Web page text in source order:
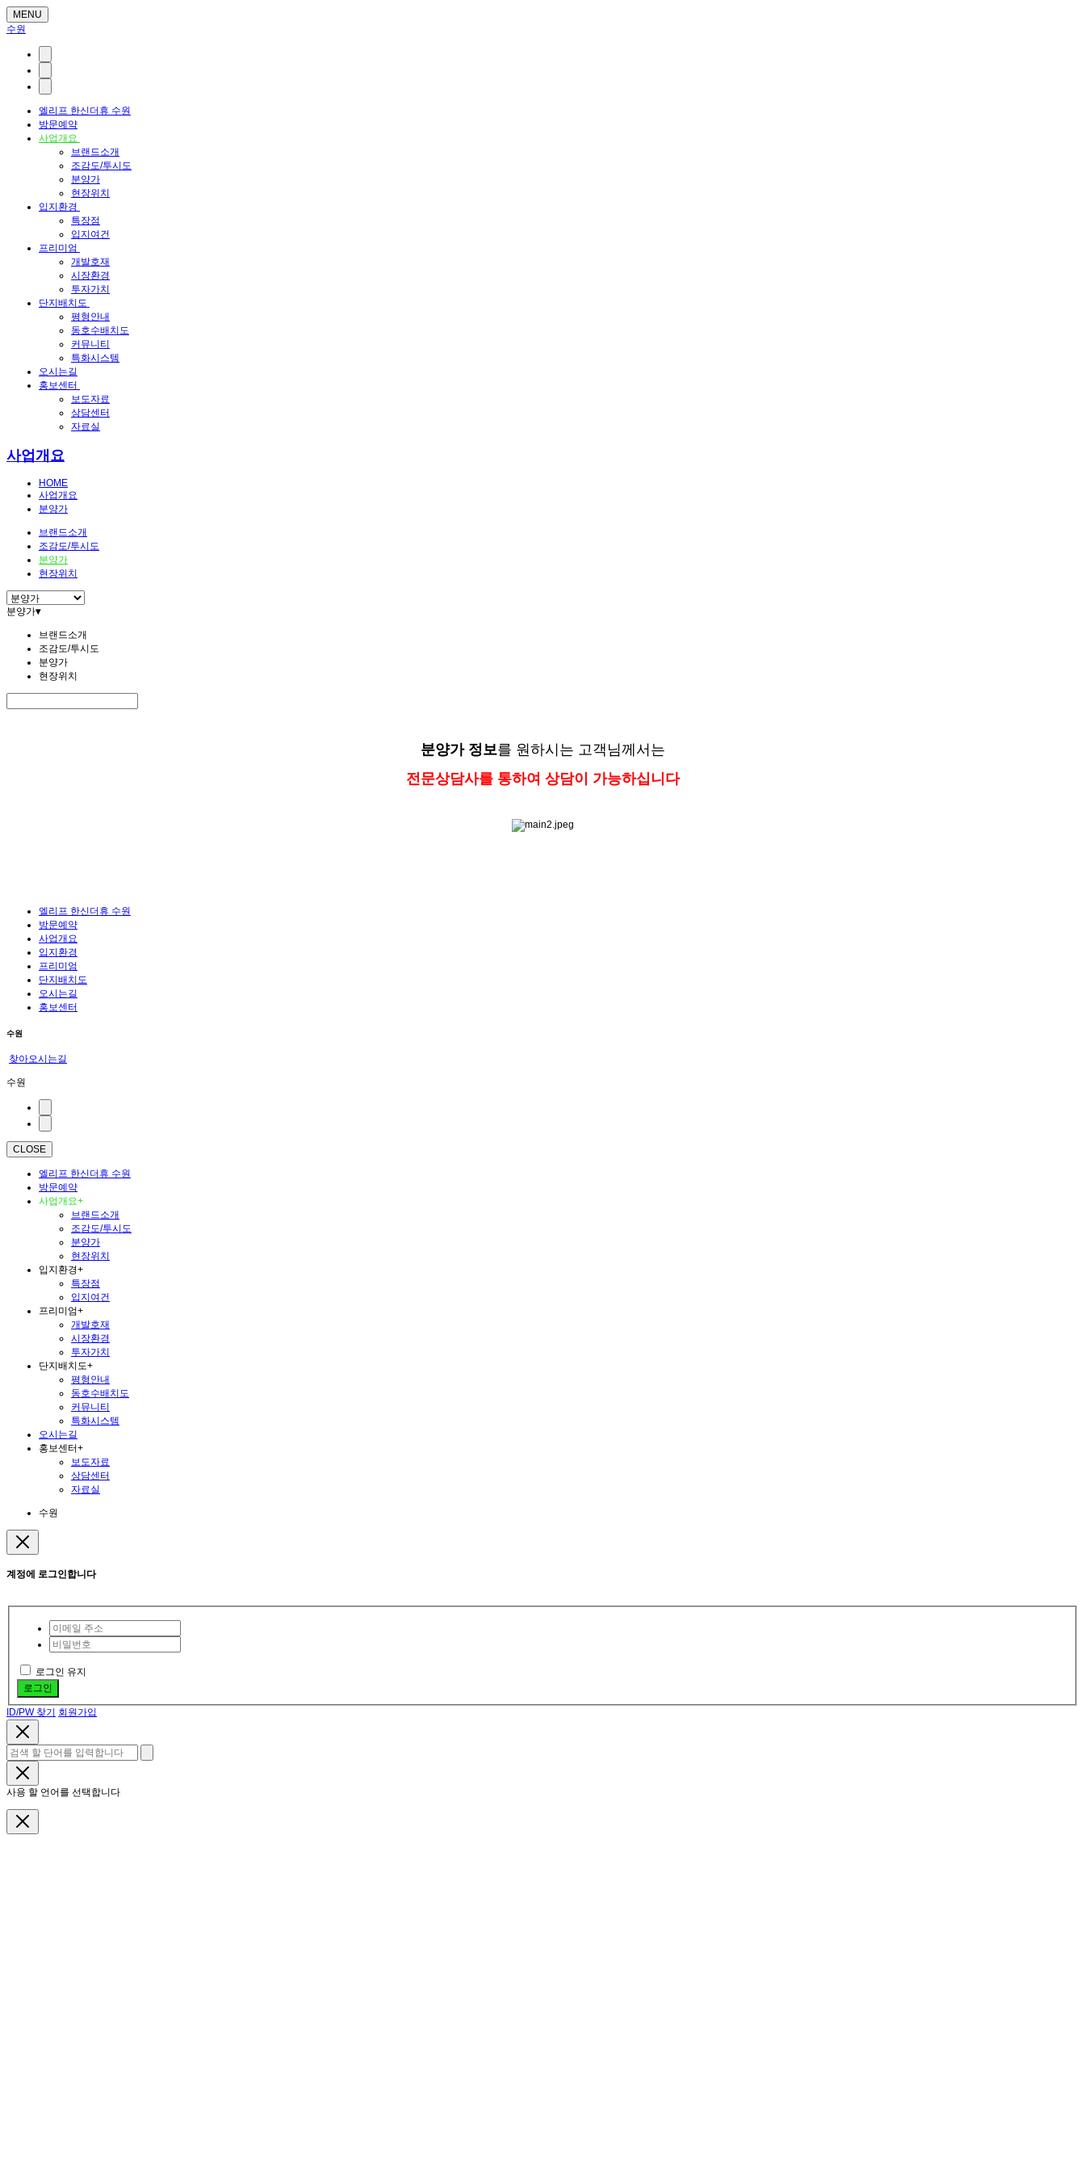
MENU
수원
엘리프 한신더휴 수원
방문예약
사업개요
브랜드소개
조감도/투시도
분양가
현장위치
입지환경
특장점
입지여건
프리미엄
개발호재
시장환경
투자가치
단지배치도
평형안내
동호수배치도
커뮤니티
특화시스템
오시는길
홍보센터
보도자료
상담센터
자료실
사업개요
HOME
사업개요
분양가
브랜드소개
조감도/투시도
분양가
현장위치
분양가▾
브랜드소개
조감도/투시도
분양가
현장위치
분양가 정보를 원하시는 고객님께서는
전문상담사를 통하여 상담이 가능하십니다
엘리프 한신더휴 수원
방문예약
사업개요
입지환경
프리미엄
단지배치도
오시는길
홍보센터
수원
찾아오시는길
수원
CLOSE
엘리프 한신더휴 수원
방문예약
사업개요+
브랜드소개
조감도/투시도
분양가
현장위치
입지환경+
특장점
입지여건
프리미엄+
개발호재
시장환경
투자가치
단지배치도+
평형안내
동호수배치도
커뮤니티
특화시스템
오시는길
홍보센터+
보도자료
상담센터
자료실
수원
계정에 로그인합니다
로그인 유지
로그인
ID/PW 찾기 회원가입
사용 할 언어를 선택합니다